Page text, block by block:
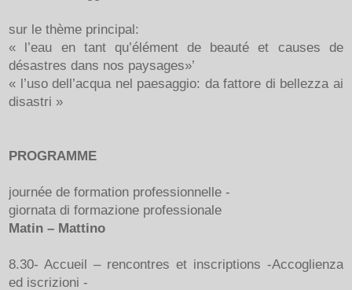
sur le thème principal:
« l’eau en tant qu’élément de beauté et causes de
désastres dans nos paysages»’
« l’uso dell’acqua nel paesaggio: da fattore di bellezza ai
disastri »
PROGRAMME
journée de formation professionnelle -
giornata di formazione professionale
Matin – Mattino
8.30- Accueil – rencontres et inscriptions -Accoglienza
ed iscrizioni -